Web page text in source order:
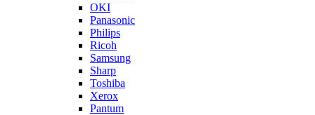
OKI
Panasonic
Philips
Ricoh
Samsung
Sharp
Toshiba
Xerox
Pantum